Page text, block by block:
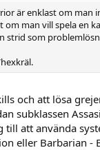
är enklast om man
om man vill spela en
strid som
och att lösa
subklassen
till att använda
eller Barbarian -